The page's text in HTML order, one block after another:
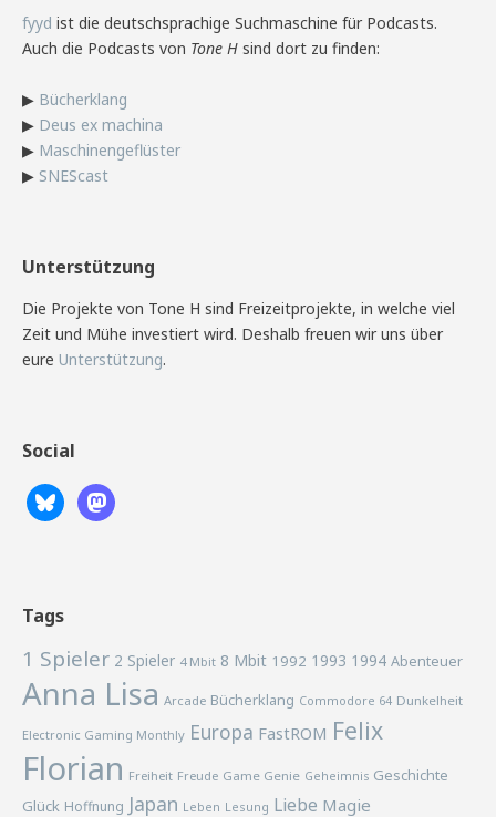
fyyd ist die deutschsprachige Suchmaschine für Podcasts.
Auch die Podcasts von Tone H sind dort zu finden:
▶ Bücherklang
▶ Deus ex machina
▶ Maschinengeflüster
▶ SNEScast
Unterstützung
Die Projekte von Tone H sind Freizeitprojekte, in welche viel
Zeit und Mühe investiert wird. Deshalb freuen wir uns über
eure Unterstützung.
Social
Tags
1 Spieler 2 Spieler 4 Mbit 8 Mbit 1992 1993 1994 Abenteuer
Anna Lisa Arcade Bücherklang Commodore 64 Dunkelheit
Electronic Gaming Monthly Europa FastROM Felix
Florian Freiheit Freude Game Genie Geheimnis Geschichte
Glück Hoffnung Japan Leben Lesung Liebe Magie